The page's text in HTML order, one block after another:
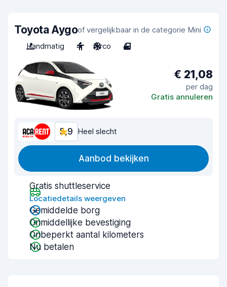
Toyota Aygoof vergelijkbaar in de categorie Mini
Handmatig
4 Airco 4
€ 21,08
per dag
Gratis annuleren
5,9 Heel slecht
Aanbod bekijken
Gratis shuttleservice
Locatiedetails weergeven
Gemiddelde borg
Onmiddellijke bevestiging
Onbeperkt aantal kilometers
Nu betalen